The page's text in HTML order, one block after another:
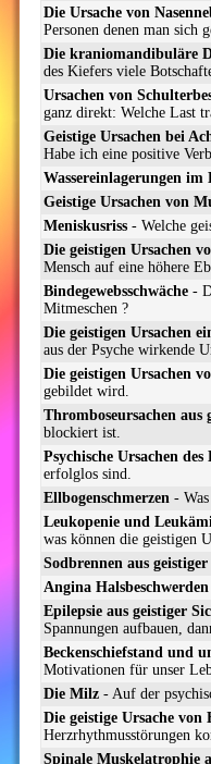
Die Ursache von
Personen denen man sich
Die kraniomandibuläre
des Kiefers viele
Ursachen von
ganz direkt: Welche Last
Geistige Ursachen bei
Habe ich eine positive
Wassereinlagerungen im
Geistige Ursachen von
Meniskusriss - Welche
Die geistigen Ursachen
Mensch auf eine höhere
Bindegewebsschwäche -
Mitmeschen ?
Die geistigen Ursachen
aus der Psyche wirkende
Die geistigen Ursachen
gebildet wird.
Thromboseursachen aus
blockiert ist.
Psychische Ursachen
erfolglos sind.
Ellbogenschmerzen -
Leukopenie und
was können die geistigen
Sodbrennen aus
Angina Halsbeschwerden
Epilepsie aus geistiger
Spannungen aufbauen,
Beckenschiefstand und
Motivationen für unser
Die Milz - Auf der
Die geistige Ursache
Herzrhythmusstörungen
Spinale Muskelatrophie